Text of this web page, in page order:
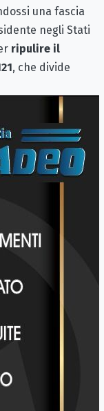
una fascia
negli Stati
ripulire il
, che divide